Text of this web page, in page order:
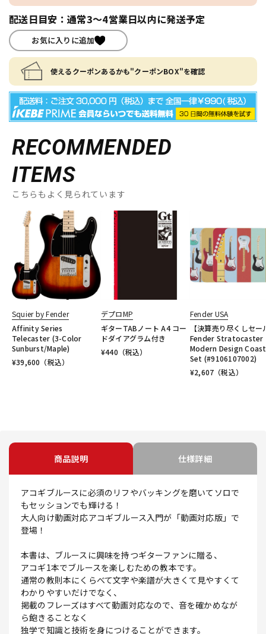
配送日目安：通常3～4営業日以内に発送予定
お気に入りに追加
使えるクーポンあるかも"クーポンBOX"を確認
RECOMMENDED
ITEMS
こちらもよく見られています
Squier by Fender
Affinity Series
Telecaster (3-Color
Sunburst/Maple)
¥39,600 （税込）
デプロMP
ギターTABノート A4 コー
ドダイアグラム付き
¥440 （税込）
Fender USA
【決算売り尽くしセー
Fender Stratocaster
Modern Design
Set (#9106107002)
¥2,607 （税込）
商品説明 仕様詳細
アコギブルースに必須のリフやバッキングを磨いてソロで
もセッションでも輝ける！
大人向け動画対応アコギブルース入門が「動画対応版」で
登場！
本書は、ブルースに興味を持つギターファンに贈る、
アコギ1本でブルースを楽しむための教本です。
通常の教則本にくらべて文字や楽譜が大きくて見やすくて
わかりやすいだけでなく、
掲載のフレーズはすべて動画対応なので、音を確かめなが
ら飽きることなく
独学で知識と技術を身につけることができます。